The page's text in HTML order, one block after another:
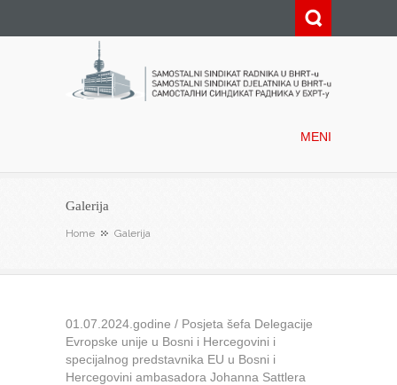
MENI
Galerija
Home Galerija
01.07.2024.godine / Posjeta šefa Delegacije
Evropske unije u Bosni i Hercegovini i
specijalnog predstavnika EU u Bosni i
Hercegovini ambasadora Johanna Sattlera